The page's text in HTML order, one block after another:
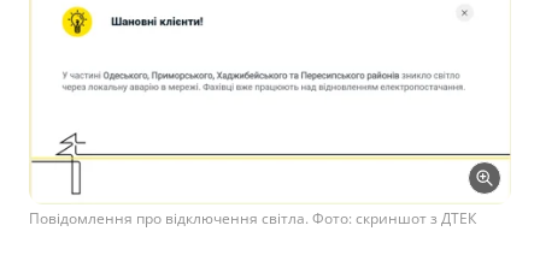
Повідомлення про відключення світла. Фото: скриншот з ДТЕК